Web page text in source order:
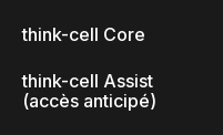
think-cell Core
think-cell Assist
(accès anticipé)